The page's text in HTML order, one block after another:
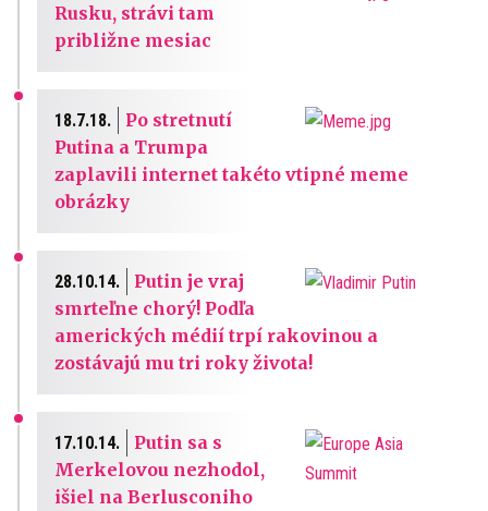
Rusku, strávi tam
približne mesiac
18.7.18.
Po stretnutí
Putina a Trumpa
zaplavili internet takéto vtipné meme
obrázky
28.10.14.
Putin je vraj
smrteľne chorý! Podľa
amerických médií trpí rakovinou a
zostávajú mu tri roky života!
17.10.14.
Putin sa s
Merkelovou nezhodol,
išiel na Berlusconiho